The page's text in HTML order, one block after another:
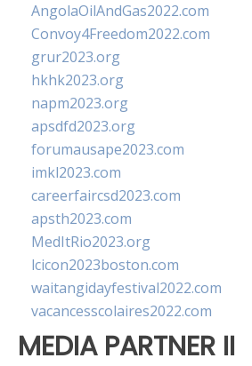
AngolaOilAndGas2022.com
Convoy4Freedom2022.com
grur2023.org
hkhk2023.org
napm2023.org
apsdfd2023.org
forumausape2023.com
imkl2023.com
careerfaircsd2023.com
apsth2023.com
MedItRio2023.org
lcicon2023boston.com
waitangidayfestival2022.com
vacancesscolaires2022.com
MEDIA PARTNER II